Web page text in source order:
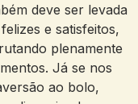
deve ser⁢ levada
⁢e satisfeitos,
plenamente
Já se nos
ao bolo,